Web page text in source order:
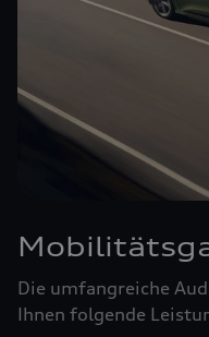
Die umfangreiche
Ihnen folgende